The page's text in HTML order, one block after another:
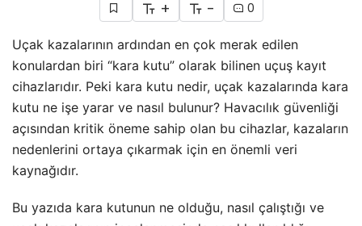
+ - 0
Uçak kazalarının ardından en çok merak edilen
konulardan biri “kara kutu” olarak bilinen uçuş kayıt
cihazlarıdır. Peki kara kutu nedir, uçak kazalarında kara
kutu ne işe yarar ve nasıl bulunur? Havacılık güvenliği
açısından kritik öneme sahip olan bu cihazlar, kazaların
nedenlerini ortaya çıkarmak için en önemli veri
kaynağıdır.
Bu yazıda kara kutunun ne olduğu, nasıl çalıştığı ve